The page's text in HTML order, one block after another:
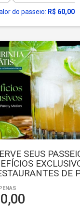
do passeio: R$ 60,00
SEUS
DE